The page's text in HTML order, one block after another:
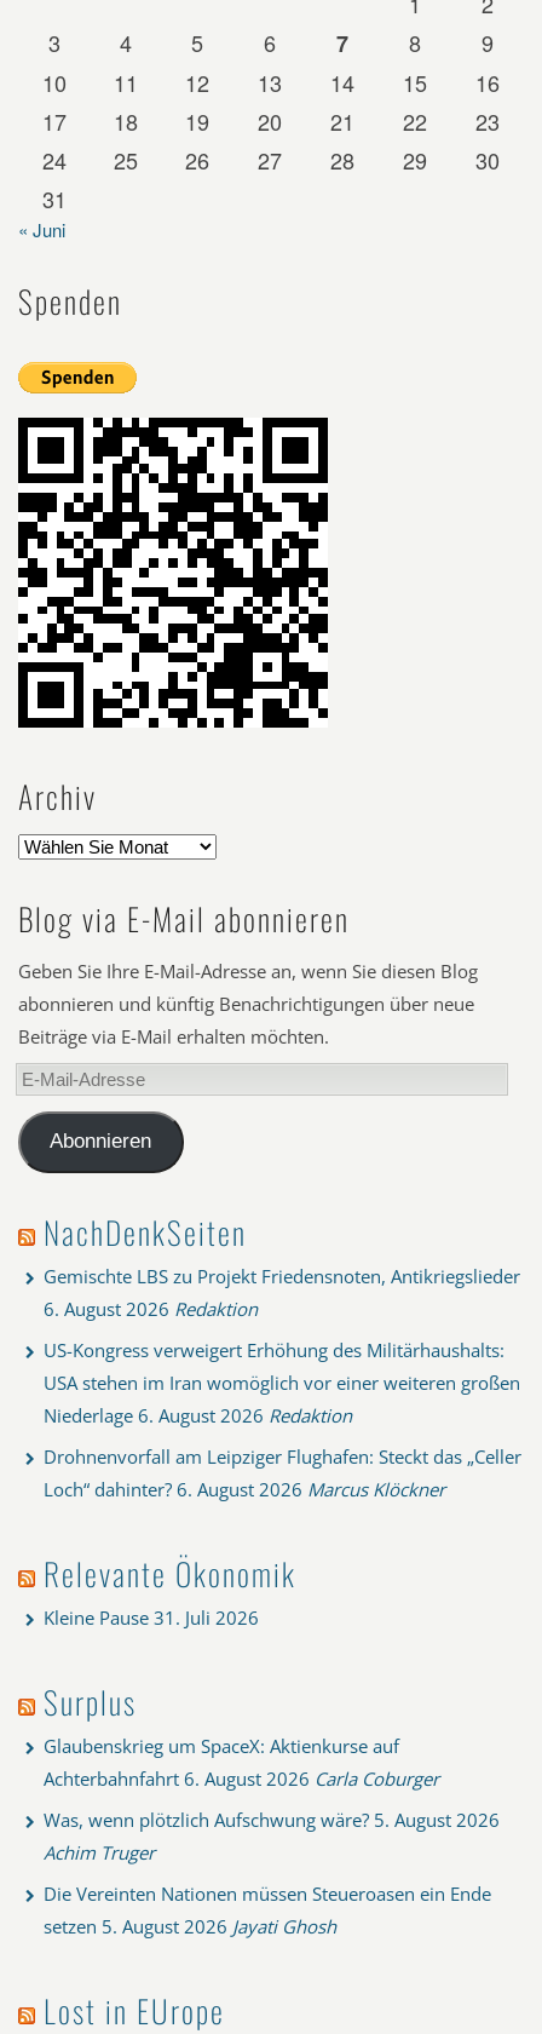
3
4 5 6 7 8
9
10
11 12 13 14 15
16
17
18 19 20 21 22
23
24
25 26 27 28 29
30
31
« Juni
Spenden
Archiv
Blog via E-Mail abonnieren
Geben Sie Ihre E-Mail-Adresse an, wenn Sie diesen Blog
abonnieren und künftig Benachrichtigungen über neue
Beiträge via E-Mail erhalten möchten.
E-
Mail-
AdresseAbonnieren
NachDenkSeiten
Gemischte LBS zu Projekt Friedensnoten, Antikriegslieder
6. August 2026 Redaktion
US-Kongress verweigert Erhöhung des Militärhaushalts:
USA stehen im Iran womöglich vor einer weiteren großen
Niederlage 6. August 2026 Redaktion
Drohnenvorfall am Leipziger Flughafen: Steckt das „Celler
Loch“ dahinter? 6. August 2026 Marcus Klöckner
Relevante Ökonomik
Kleine Pause 31. Juli 2026
Surplus
Glaubenskrieg um SpaceX: Aktienkurse auf
Achterbahnfahrt 6. August 2026 Carla Coburger
Was, wenn plötzlich Aufschwung wäre? 5. August 2026
Achim Truger
Die Vereinten Nationen müssen Steueroasen ein Ende
setzen 5. August 2026 Jayati Ghosh
Lost in EUrope